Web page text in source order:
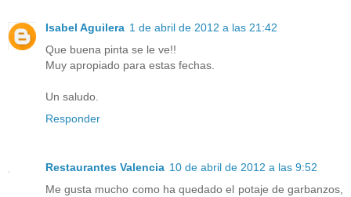
Isabel Aguilera 1 de abril de 2012 a las 21:42
Que buena pinta se le ve!!
Muy apropiado para estas fechas.
Un saludo.
Responder
Restaurantes Valencia 10 de abril de 2012 a las 9:52
Me gusta mucho como ha quedado el potaje de garbanzos,